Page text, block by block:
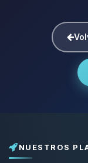
NUESTROS